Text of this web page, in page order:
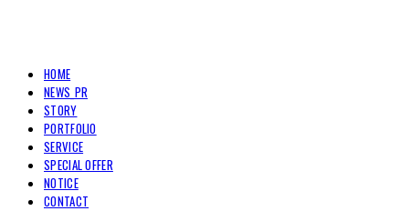
HOME
NEWS_PR
STORY
PORTFOLIO
SERVICE
SPECIAL OFFER
NOTICE
CONTACT